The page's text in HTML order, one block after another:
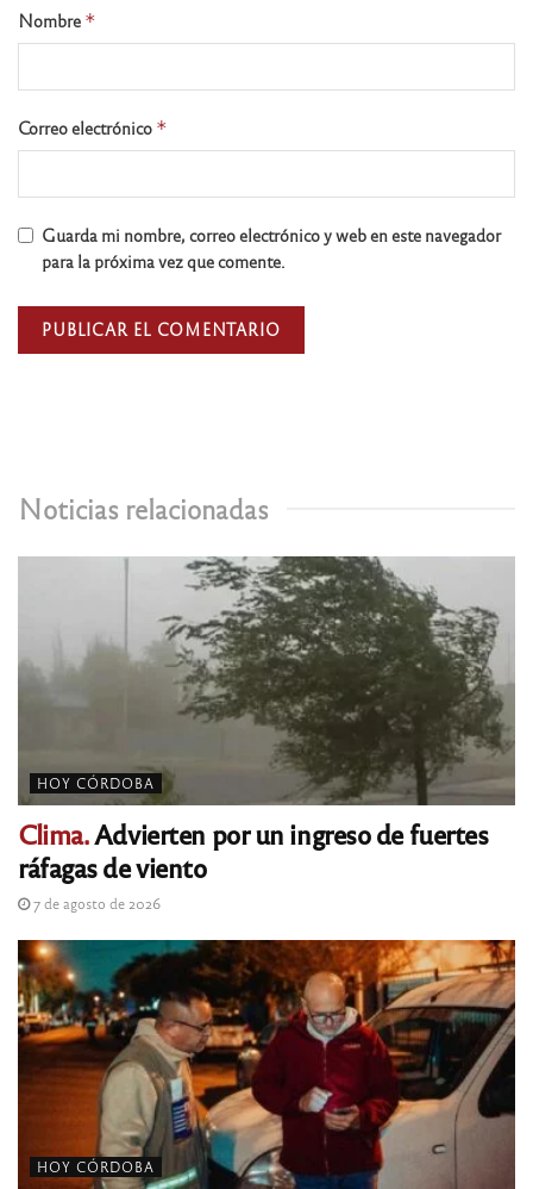
Noticias relacionadas
HOY CÓRDOBA
Clima.Advierten por un ingreso de fuertes
ráfagas de viento
7 de agosto de 2026
HOY CÓRDOBA
Nombre *
Correo electrónico *
Guarda mi nombre, correo electrónico y web en este navegador
para la próxima vez que comente.